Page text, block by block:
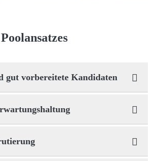
gut vorbereitete Kandidaten